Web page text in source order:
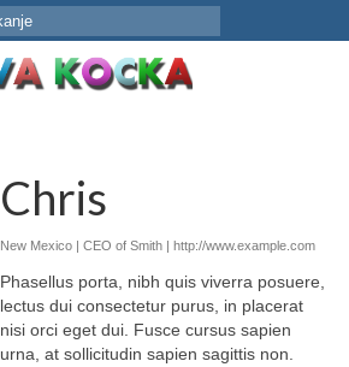
Chris
New Mexico | CEO of Smith | http://www.example.com
Phasellus porta, nibh quis viverra posuere,
lectus dui consectetur purus, in placerat
nisi orci eget dui. Fusce cursus sapien
urna, at sollicitudin sapien sagittis non.